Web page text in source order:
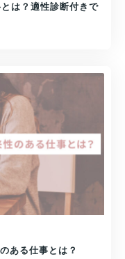
は？適性診断付きで
ある仕事とは？